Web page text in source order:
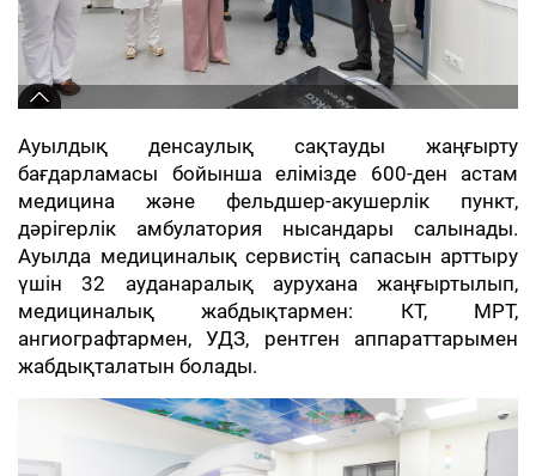
Ауылдық денсаулық сақтауды жаңғырту
бағдарламасы бойынша елімізде 600-ден астам
медицина және фельдшер-акушерлік пункт,
дәрігерлік амбулатория нысандары салынады.
Ауылда медициналық сервистің сапасын арттыру
үшін 32 ауданаралық аурухана жаңғыртылып,
медициналық жабдықтармен: КТ, МРТ,
ангиографтармен, УДЗ, рентген аппараттарымен
жабдықталатын болады.